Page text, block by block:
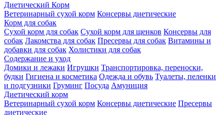
Диетический Корм
Ветеринарный сухой корм Консервы диетические
Корм для собак
Сухой корм для собак Сухой корм для щенков Консервы для
собак Лакомства для собак Пресервы для собак Витамины и
добавки для собак Холистики для собак
Содержание и уход
Домики и лежаки Игрушки Транспортировка, переноски,
будки Гигиена и косметика Одежда и обувь Туалеты, пеленки
и подгузники Груминг Посуда Амуниция
Диетический корм
Ветеринарный сухой корм Консервы диетические Пресервы
диетические